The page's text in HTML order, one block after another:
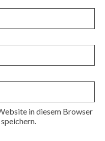
in diesem Browser